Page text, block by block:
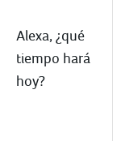
Alexa, ¿qué
tiempo hará
hoy?